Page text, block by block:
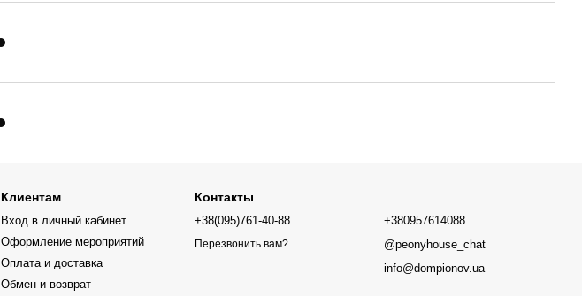
Клиентам
Вход в личный кабинет
Оформление мероприятий
Оплата и доставка
Обмен и возврат
Контакты
+38(095)761-40-88
Перезвонить вам?
+380957614088
@peonyhouse_chat
info@dompionov.ua